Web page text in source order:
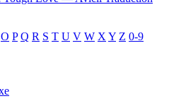
O P Q R S T U V W X Y Z 0-9